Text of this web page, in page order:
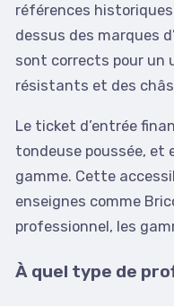
références
dessus des marques
sont corrects pour un
résistants et des
Le ticket d’entrée
tondeuse poussée, et
gamme. Cette
enseignes comme
professionnel, les
À quel type de